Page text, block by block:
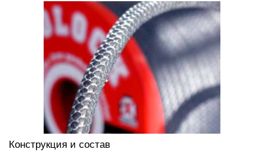
Конструкция и состав